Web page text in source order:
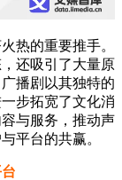
的重要推手。
还吸引了大量原
播剧以其独特的
步拓宽了文化消
与服务，推动声
平台的共赢。